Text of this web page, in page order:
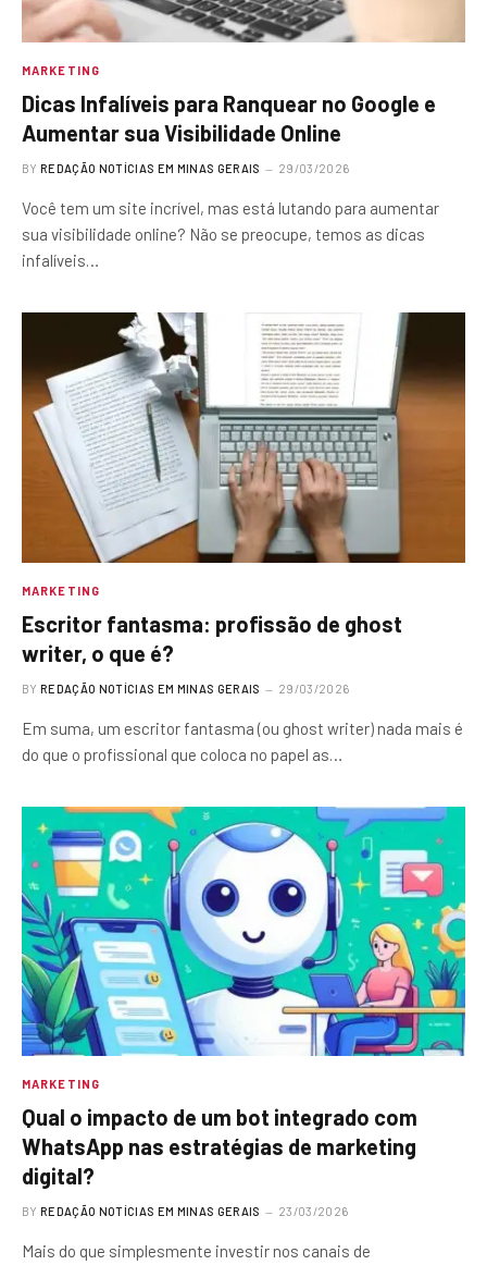
MARKETING
Dicas Infalíveis para Ranquear no Google e
Aumentar sua Visibilidade Online
BY REDAÇÃO NOTÍCIAS EM MINAS GERAIS 29/03/2026
Você tem um site incrível, mas está lutando para aumentar
sua visibilidade online? Não se preocupe, temos as dicas
infalíveis…
MARKETING
Escritor fantasma: profissão de ghost
writer, o que é?
BY REDAÇÃO NOTÍCIAS EM MINAS GERAIS 29/03/2026
Em suma, um escritor fantasma (ou ghost writer) nada mais é
do que o profissional que coloca no papel as…
MARKETING
Qual o impacto de um bot integrado com
WhatsApp nas estratégias de marketing
digital?
BY REDAÇÃO NOTÍCIAS EM MINAS GERAIS 23/03/2026
Mais do que simplesmente investir nos canais de